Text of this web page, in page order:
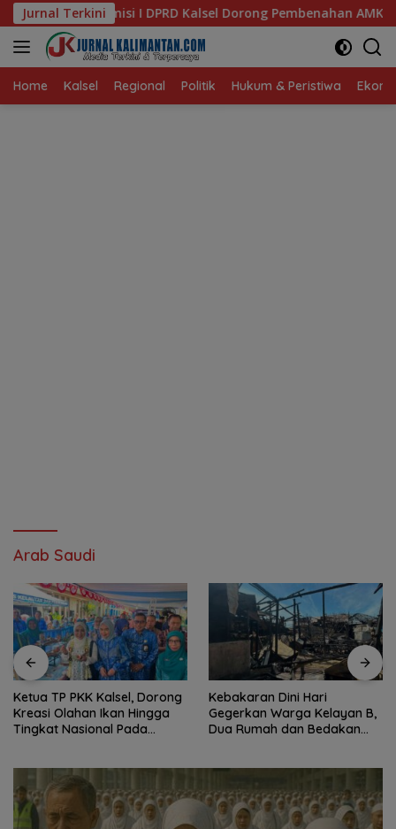
Langsung
ke
konten
Jurnal Terkini
Dorong Pembenahan AMKS Hasanuddin Ketua
Home Kalsel Regional Politik Hukum & Peristiwa
Arab Saudi
Ketua TP PKK Kalsel, Dorong
Kreasi Olahan Ikan Hingga
Tingkat Nasional Pada
Kebakaran Dini Hari
Gegerkan Warga Kelayan B,
Dua Rumah dan Bedakan